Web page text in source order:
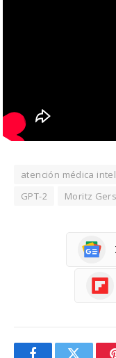
atención médica
GPT-2
Moritz